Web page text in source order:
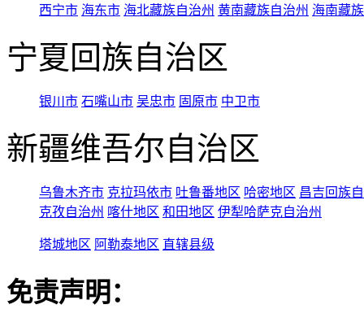
西宁市 海东市 海北藏族自治州 黄南藏族自治州 海南藏
宁夏回族自治区
银川市 石嘴山市 吴忠市 固原市 中卫市
新疆维吾尔自治区
乌鲁木齐市 克拉玛依市 吐鲁番地区 哈密地区 昌吉回族
克孜自治州 喀什地区 和田地区 伊犁哈萨克自治州
塔城地区 阿勒泰地区 直辖县级
免责声明：